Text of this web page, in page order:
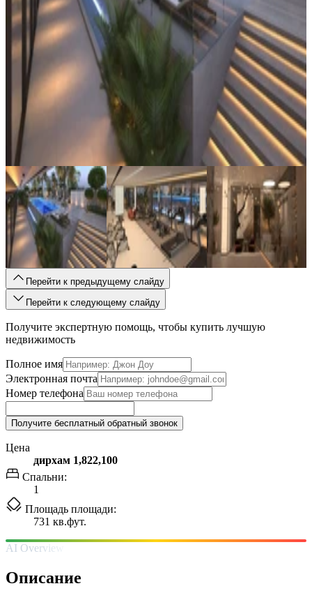
Перейти к предыдущему слайду
Перейти к следующему слайду
Получите экспертную помощь, чтобы купить лучшую
недвижимость
Полное имя
Электронная почта
Номер телефона
Получите бесплатный обратный звонок
Цена
дирхам 1,822,100
Спальни:
1
Площадь площади:
731 кв.фут.
AI Overview
Описание